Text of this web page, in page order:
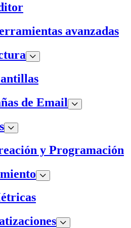
avanzadas
de Email
y Programación